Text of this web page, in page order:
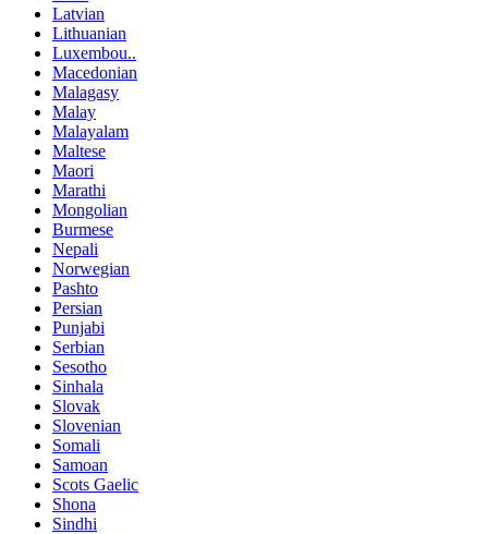
Latvian
Lithuanian
Luxembou..
Macedonian
Malagasy
Malay
Malayalam
Maltese
Maori
Marathi
Mongolian
Burmese
Nepali
Norwegian
Pashto
Persian
Punjabi
Serbian
Sesotho
Sinhala
Slovak
Slovenian
Somali
Samoan
Scots Gaelic
Shona
Sindhi